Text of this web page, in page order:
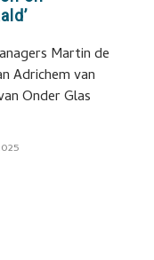
Martin de
Adrichem van
Onder Glas